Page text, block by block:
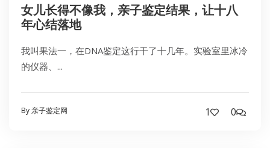
女儿长得不像我，亲子鉴定结果，让十八
年心结落地
我叫果法一，在DNA鉴定这行干了十几年。实验室里冰冷
的仪器、...
By 亲子鉴定网 1 0